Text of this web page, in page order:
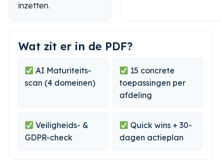
inzetten.
Wat zit er in de PDF?
AI Maturiteits-
scan (4 domeinen)
15 concrete
toepassingen per
afdeling
Veiligheids- &
GDPR-check
Quick wins + 30-
dagen actieplan